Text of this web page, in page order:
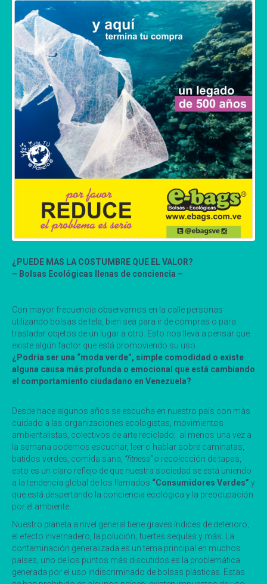
¿PUEDE MAS LA COSTUMBRE QUE EL VALOR?
– Bolsas Ecológicas llenas de conciencia –
Con mayor frecuencia observamos en la calle personas
utilizando bolsas de tela, bien sea para ir de compras o para
trasladar objetos de un lugar a otro. Esto nos lleva a pensar que
existe algún factor que está promoviendo su uso.
¿Podría ser una “moda verde”, simple comodidad o existe
alguna causa más profunda o emocional que está cambiando
el comportamiento ciudadano en Venezuela?
Desde hace algunos años se escucha en nuestro país con más
cuidado a las organizaciones ecologistas, movimientos
ambientalistas, colectivos de arte reciclado; al menos una vez a
la semana podemos escuchar, leer o hablar sobre caminatas,
batidos verdes, comida sana, “fitness” o recolección de tapas,
esto es un claro reflejo de que nuestra sociedad se está uniendo
a la tendencia global de los llamados “Consumidores Verdes” y
que está despertando la conciencia ecológica y la preocupación
por el ambiente.
Nuestro planeta a nivel general tiene graves índices de deterioro,
el efecto invernadero, la polución, fuertes sequías y más. La
contaminación generalizada es un tema principal en muchos
países, uno de los puntos más discutidos es la problemática
generada por el uso indiscriminado de bolsas plásticas. Estas